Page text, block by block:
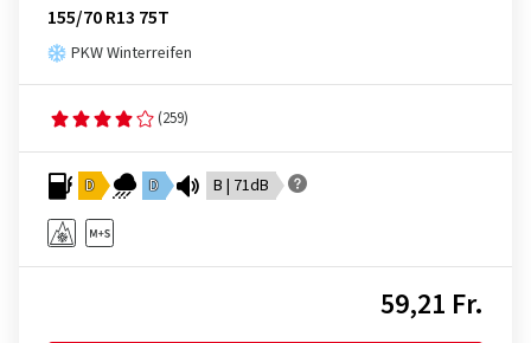
155/70 R13 75T
PKW Winterreifen
(259)
D D B | 71dB
59,21 Fr.